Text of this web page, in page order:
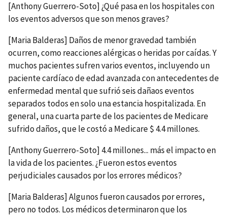
[Anthony Guerrero-Soto] ¿Qué pasa en los hospitales con
los eventos adversos que son menos graves?
[Maria Balderas] Daños de menor gravedad también
ocurren, como reacciones alérgicas o heridas por caídas. Y
muchos pacientes sufren varios eventos, incluyendo un
paciente cardíaco de edad avanzada con antecedentes de
enfermedad mental que sufrió seis dañaos eventos
separados todos en solo una estancia hospitalizada. En
general, una cuarta parte de los pacientes de Medicare
sufrido daños, que le costó a Medicare $ 4.4 millones.
[Anthony Guerrero-Soto] 4.4 millones... más el impacto en
la vida de los pacientes. ¿Fueron estos eventos
perjudiciales causados por los errores médicos?
[Maria Balderas] Algunos fueron causados por errores,
pero no todos. Los médicos determinaron que los